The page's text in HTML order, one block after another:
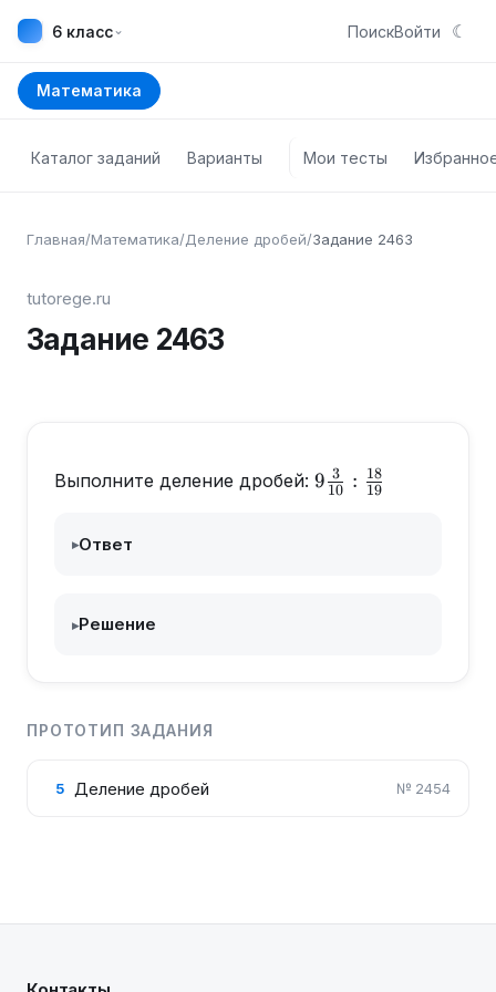
6 класс⌄ ПоискВойти ☾
Математика
Каталог заданий Варианты Мои тесты
Главная/Математика/Деление дробей/Задание 2463
tutorege.ru
Задание 2463
Выполните деление дробей: 9\frac{3}
9 10
3 : 19
18
▸Ответ
▸Решение
ПРОТОТИП ЗАДАНИЯ
5 Деление дробей № 2454